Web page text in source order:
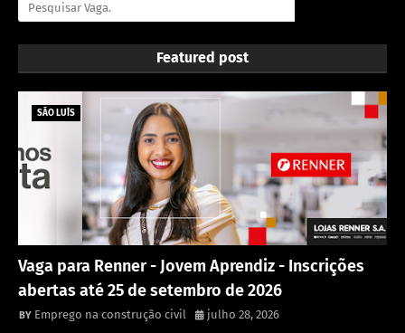
Featured post
SÃO LUÍS
Vaga para Renner - Jovem Aprendiz - Inscrições
abertas até 25 de setembro de 2026
Emprego na construção civil julho 28, 2026